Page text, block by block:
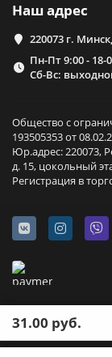
Наш адрес
220073 г.
Пн-Пт 9:00 - 18-
Сб-Вс:
Общество с
193505353 от
Юр.адрес: 220073,
д. 15, цокольный
Регистрация в
31.00 руб.